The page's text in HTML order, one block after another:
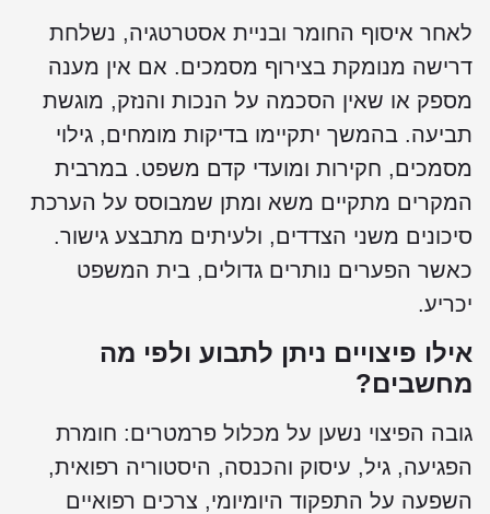
לאחר איסוף החומר ובניית אסטרטגיה, נשלחת
דרישה מנומקת בצירוף מסמכים. אם אין מענה
מספק או שאין הסכמה על הנכות והנזק, מוגשת
תביעה. בהמשך יתקיימו בדיקות מומחים, גילוי
מסמכים, חקירות ומועדי קדם משפט. במרבית
המקרים מתקיים משא ומתן שמבוסס על הערכת
סיכונים משני הצדדים, ולעיתים מתבצע גישור.
כאשר הפערים נותרים גדולים, בית המשפט
יכריע.
אילו פיצויים ניתן לתבוע ולפי מה
מחשבים?
גובה הפיצוי נשען על מכלול פרמטרים: חומרת
הפגיעה, גיל, עיסוק והכנסה, היסטוריה רפואית,
השפעה על התפקוד היומיומי, צרכים רפואיים